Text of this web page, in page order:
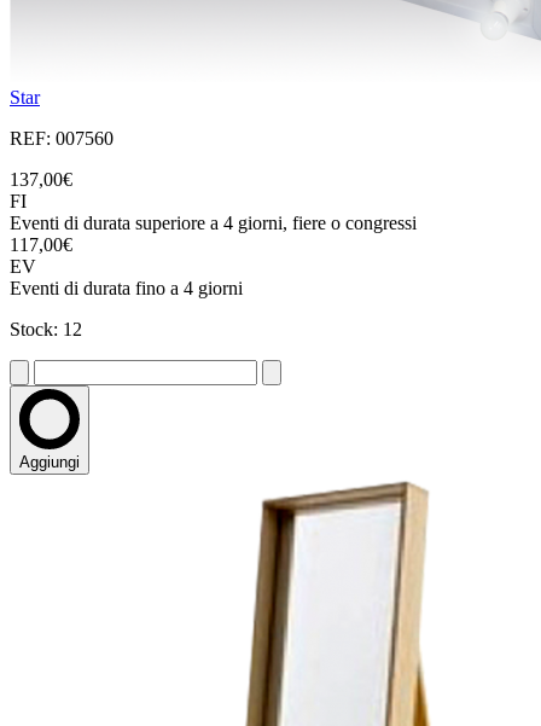
Star
REF: 007560
137,00€
FI
Eventi di durata superiore a 4 giorni, fiere o congressi
117,00€
EV
Eventi di durata fino a 4 giorni
Stock: 12
Aggiungi